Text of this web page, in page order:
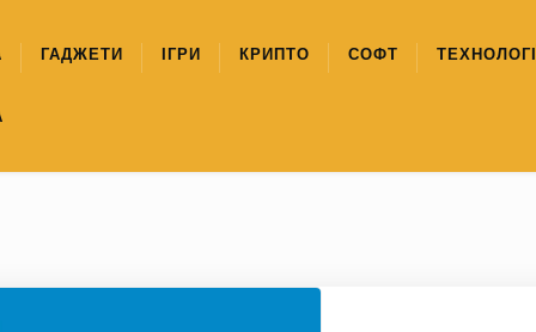
ГАДЖЕТИ ІГРИ КРИПТО СОФТ ТЕХНОЛОГІЇ